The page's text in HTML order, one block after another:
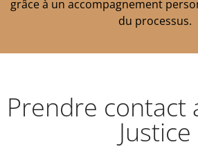
grâce à un accompagnement
du processus.
Prendre contact
Justice